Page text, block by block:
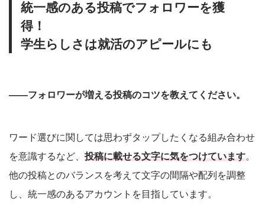
統一感のある投稿でフォロワーを獲
得！
学生らしさは就活のアピールにも
――フォロワーが増える投稿のコツを教えてください。
ワード選びに関しては思わずタップしたくなる組み合わせ
を意識するなど、 投稿に載せる文字に気をつけています。
他の投稿とのバランスを考えて文字の間隔や配列を調整
し、統一感のあるアカウントを目指しています。